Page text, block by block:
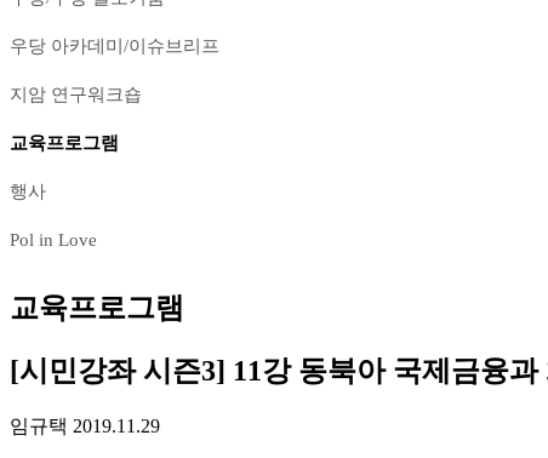
우당 아카데미/이슈브리프
지암 연구워크숍
교육프로그램
행사
Pol in Love
교육프로그램
[시민강좌 시즌3] 11강 동북아 국제금융과
임규택 2019.11.29